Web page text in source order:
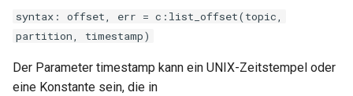
syntax: offset, err = c:list_offset(topic,
partition, timestamp)
Der Parameter timestamp kann ein UNIX-Zeitstempel oder
eine Konstante sein, die in